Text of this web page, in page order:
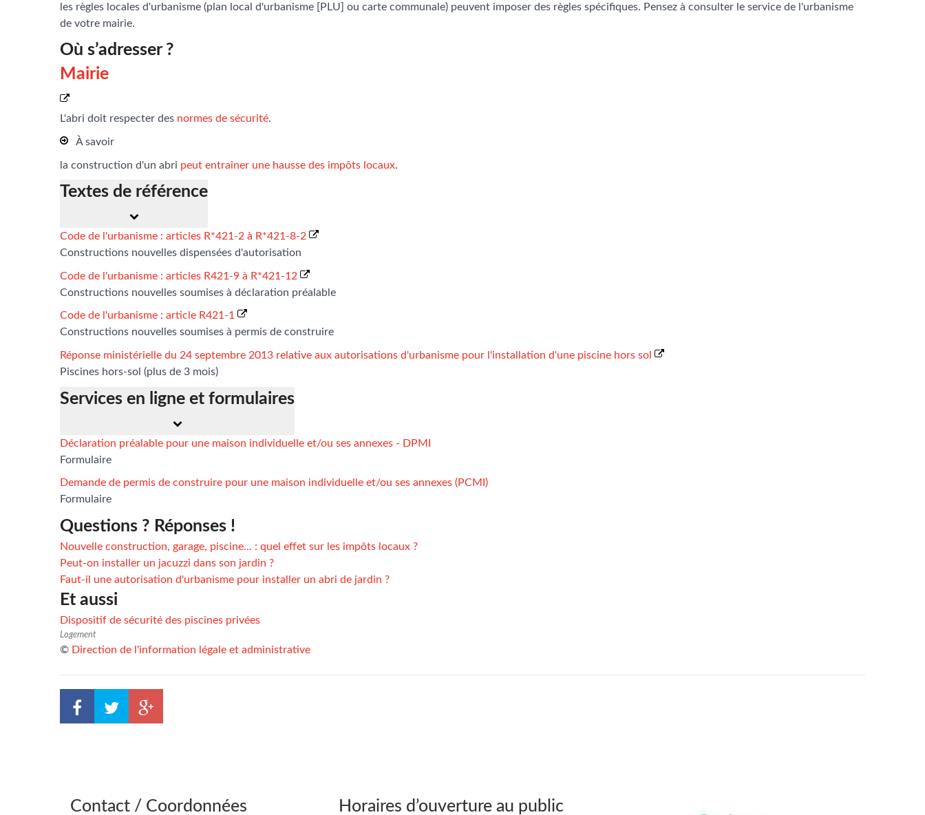
les règles locales d'urbanisme (plan local d'urbanisme [PLU] ou carte communale) peuvent imposer des règles spécifiques. Pensez à consulter le service de l'urbanisme
de votre mairie.
Où s’adresser ?
Mairie
L'abri doit respecter des normes de sécurité.
À savoir
la construction d'un abri peut entraîner une hausse des impôts locaux.
Textes de référence
Code de l'urbanisme : articles R*421-2 à R*421-8-2
Constructions nouvelles dispensées d'autorisation
Code de l'urbanisme : articles R421-9 à R*421-12
Constructions nouvelles soumises à déclaration préalable
Code de l'urbanisme : article R421-1
Constructions nouvelles soumises à permis de construire
Réponse ministérielle du 24 septembre 2013 relative aux autorisations d'urbanisme pour l'installation d'une piscine hors sol
Piscines hors-sol (plus de 3 mois)
Services en ligne et formulaires
Déclaration préalable pour une maison individuelle et/ou ses annexes - DPMI
Formulaire
Demande de permis de construire pour une maison individuelle et/ou ses annexes (PCMI)
Formulaire
Questions ? Réponses !
Nouvelle construction, garage, piscine... : quel effet sur les impôts locaux ?
Peut-on installer un jacuzzi dans son jardin ?
Faut-il une autorisation d'urbanisme pour installer un abri de jardin ?
Et aussi
Dispositif de sécurité des piscines privées
Logement
© Direction de l'information légale et administrative
Contact / Coordonnées Horaires d’ouverture au public